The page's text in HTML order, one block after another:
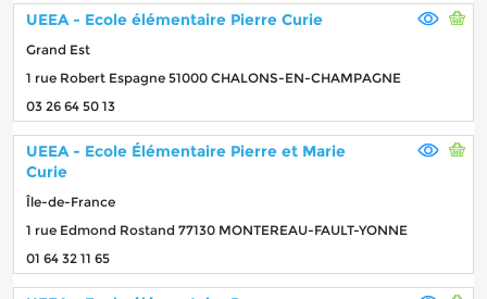
UEEA - Ecole élémentaire Pierre Curie
Grand Est
1 rue Robert Espagne 51000 CHALONS-EN-CHAMPAGNE
03 26 64 50 13
UEEA - Ecole Élémentaire Pierre et Marie
Curie
Île-de-France
1 rue Edmond Rostand 77130 MONTEREAU-FAULT-YONNE
01 64 32 11 65